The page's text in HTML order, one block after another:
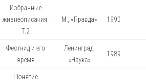
Избранные
жизнеописания.
Т.2
М., «Правда» 1990
Феогнид и его
время
Ленинград,
«Наука»
1989
Понятие